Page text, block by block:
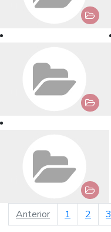
Anteriorpágina anterior
1 2 3